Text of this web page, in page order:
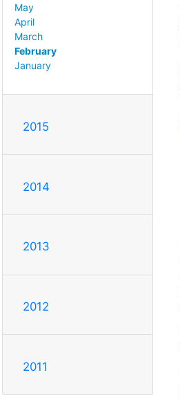
May
April
March
February
January
2015
2014
2013
2012
2011